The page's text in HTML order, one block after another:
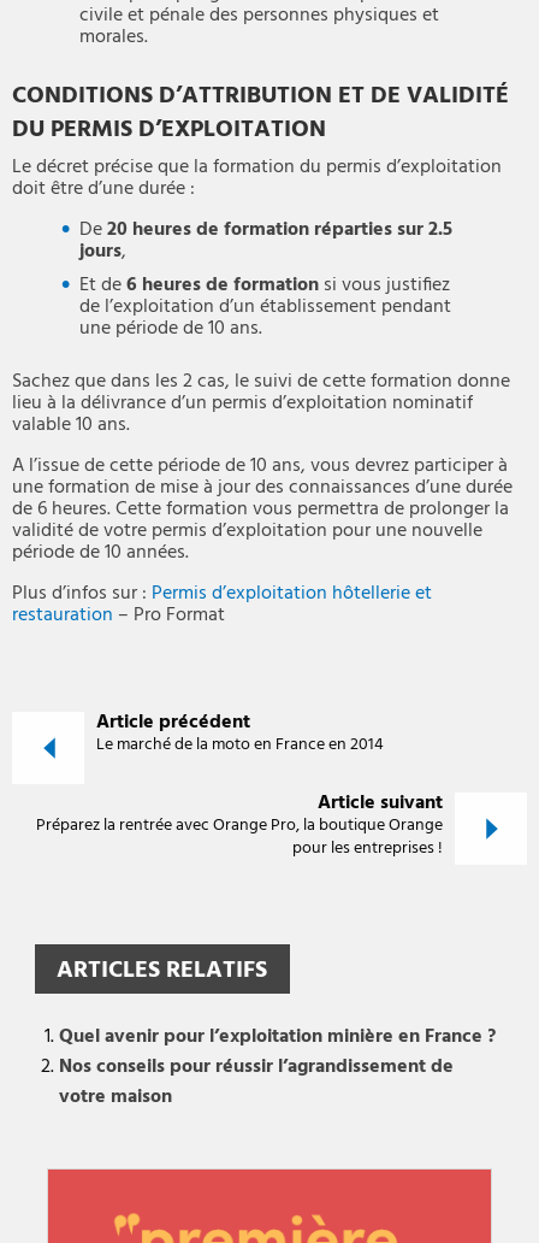
civile et pénale des personnes physiques et
morales.
CONDITIONS D’ATTRIBUTION ET DE VALIDITÉ
DU PERMIS D’EXPLOITATION
Le décret précise que la formation du permis d’exploitation
doit être d’une durée :
De20 heures de formation réparties sur 2.5
jours,
Et de6 heures de formationsi vous justifiez
de l’exploitation d’un établissement pendant
une période de 10 ans.
Sachez que dans les 2 cas, le suivi de cette formation donne
lieu à la délivrance d’un permis d’exploitation nominatif
valable 10 ans.
A l’issue de cette période de 10 ans, vous devrez participer à
une formation de mise à jour des connaissances d’une durée
de 6 heures. Cette formation vous permettra de prolonger la
validité de votre permis d’exploitation pour une nouvelle
période de 10 années.
Plus d’infos sur : Permis d’exploitation hôtellerie et
restauration – Pro Format
Article précédent
Le marché de la moto en France en 2014
Article suivant
Préparez la rentrée avec Orange Pro, la boutique Orange
pour les entreprises !
ARTICLES RELATIFS
Quel avenir pour l’exploitation minière en France ?
Nos conseils pour réussir l’agrandissement de
votre maison